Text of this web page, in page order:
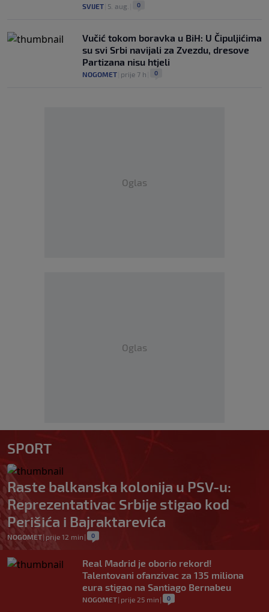
SVIJET 5. aug. 0
Vučić tokom boravka u BiH: U Čipuljićima
su svi Srbi navijali za Zvezdu, dresove
Partizana nisu htjeli
NOGOMET prije 7 h 0
Oglas
Oglas
SPORT
Raste balkanska kolonija u PSV-u:
Reprezentativac Srbije stigao kod
Perišića i Bajraktarevića
NOGOMET| prije 12 min | 0
Real Madrid je oborio rekord!
Talentovani ofanzivac za 135 miliona
eura stigao na Santiago Bernabeu
NOGOMET| prije 25 min | 0